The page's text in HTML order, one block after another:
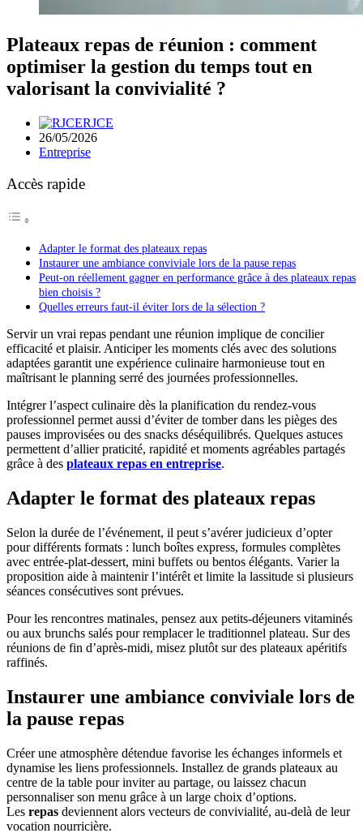
Plateaux repas de réunion : comment
optimiser la gestion du temps tout en
valorisant la convivialité ?
RJCE
26/05/2026
Entreprise
Accès rapide
Adapter le format des plateaux repas
Instaurer une ambiance conviviale lors de la pause repas
Peut-on réellement gagner en performance grâce à des plateaux repas
bien choisis ?
Quelles erreurs faut-il éviter lors de la sélection ?
Servir un vrai repas pendant une réunion implique de concilier
efficacité et plaisir. Anticiper les moments clés avec des solutions
adaptées garantit une expérience culinaire harmonieuse tout en
maîtrisant le planning serré des journées professionnelles.
Intégrer l’aspect culinaire dès la planification du rendez-vous
professionnel permet aussi d’éviter de tomber dans les pièges des
pauses improvisées ou des snacks déséquilibrés. Quelques astuces
permettent d’allier praticité, rapidité et moments agréables partagés
grâce à des plateaux repas en entreprise.
Adapter le format des plateaux repas
Selon la durée de l’événement, il peut s’avérer judicieux d’opter
pour différents formats : lunch boîtes express, formules complètes
avec entrée-plat-dessert, mini buffets ou bentos élégants. Varier la
proposition aide à maintenir l’intérêt et limite la lassitude si plusieurs
séances consécutives sont prévues.
Pour les rencontres matinales, pensez aux petits-déjeuners vitaminés
ou aux brunchs salés pour remplacer le traditionnel plateau. Sur des
réunions de fin d’après-midi, misez plutôt sur des plateaux apéritifs
raffinés.
Instaurer une ambiance conviviale lors de
la pause repas
Créer une atmosphère détendue favorise les échanges informels et
dynamise les liens professionnels. Installez de grands plateaux au
centre de la table pour inviter au partage, ou laissez chacun
personnaliser son menu grâce à un large choix d’options.
Les repas deviennent alors vecteurs de convivialité, au-delà de leur
vocation nourricière.